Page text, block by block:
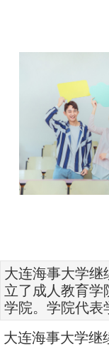
大连海事大学继
立了成人教育学
学院。学院代表
大连海事大学继